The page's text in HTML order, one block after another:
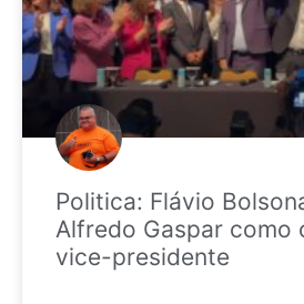
Politica: Flávio
Alfredo Gaspar como
vice-presidente